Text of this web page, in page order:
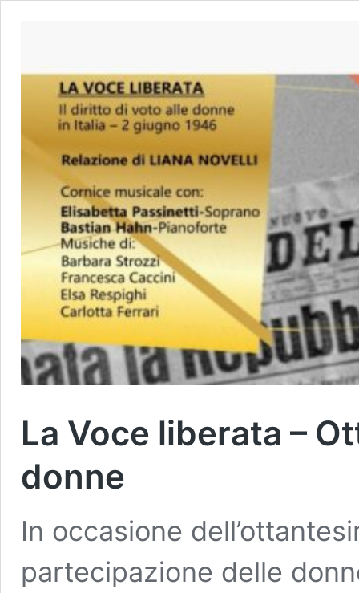
La Voce liberata –
donne
In occasione
partecipazione delle